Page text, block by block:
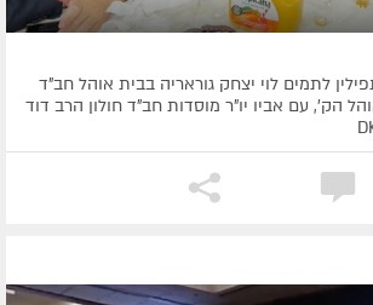
לתמים לוי יצחק גוראריה בבית אוהל חב"ד
הק', עם אביו יו"ר מוסדות חב"ד חולון הרב דוד